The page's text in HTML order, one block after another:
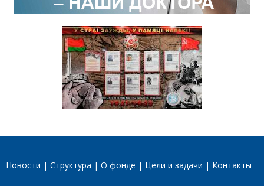
Новости Структура О фонде Цели и задачи Контакты